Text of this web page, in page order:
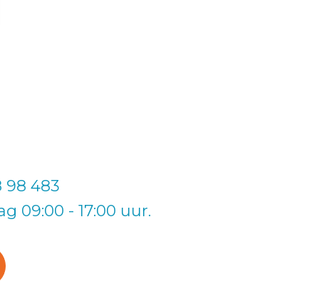
98 483
09:00 - 17:00 uur.